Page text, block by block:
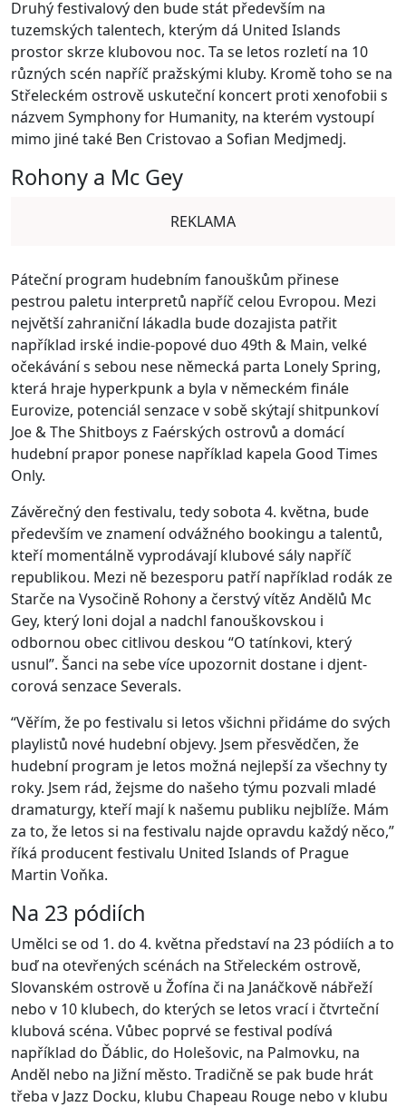
Druhý festivalový den bude stát především na
tuzemských talentech, kterým dá United Islands
prostor skrze klubovou noc. Ta se letos rozletí na 10
různých scén napříč pražskými kluby. Kromě toho se na
Střeleckém ostrově uskuteční koncert proti xenofobii s
názvem Symphony for Humanity, na kterém vystoupí
mimo jiné také Ben Cristovao a Sofian Medjmedj.
Rohony a Mc Gey
REKLAMA
Páteční program hudebním fanouškům přinese
pestrou paletu interpretů napříč celou Evropou. Mezi
největší zahraniční lákadla bude dozajista patřit
například irské indie-popové duo 49th & Main, velké
očekávání s sebou nese německá parta Lonely Spring,
která hraje hyperkpunk a byla v německém finále
Eurovize, potenciál senzace v sobě skýtají shitpunkoví
Joe & The Shitboys z Faérských ostrovů a domácí
hudební prapor ponese například kapela Good Times
Only.
Závěrečný den festivalu, tedy sobota 4. května, bude
především ve znamení odvážného bookingu a talentů,
kteří momentálně vyprodávají klubové sály napříč
republikou. Mezi ně bezesporu patří například rodák ze
Starče na Vysočině Rohony a čerstvý vítěz Andělů Mc
Gey, který loni dojal a nadchl fanouškovskou i
odbornou obec citlivou deskou “O tatínkovi, který
usnul”. Šanci na sebe více upozornit dostane i djent-
corová senzace Severals.
“Věřím, že po festivalu si letos všichni přidáme do svých
playlistů nové hudební objevy. Jsem přesvědčen, že
hudební program je letos možná nejlepší za všechny ty
roky. Jsem rád, žejsme do našeho týmu pozvali mladé
dramaturgy, kteří mají k našemu publiku nejblíže. Mám
za to, že letos si na festivalu najde opravdu každý něco,”
říká producent festivalu United Islands of Prague
Martin Voňka.
Na 23 pódiích
Umělci se od 1. do 4. května představí na 23 pódiích a to
buď na otevřených scénách na Střeleckém ostrově,
Slovanském ostrově u Žofína či na Janáčkově nábřeží
nebo v 10 klubech, do kterých se letos vrací i čtvrteční
klubová scéna. Vůbec poprvé se festival podívá
například do Ďáblic, do Holešovic, na Palmovku, na
Anděl nebo na Jižní město. Tradičně se pak bude hrát
třeba v Jazz Docku, klubu Chapeau Rouge nebo v klubu